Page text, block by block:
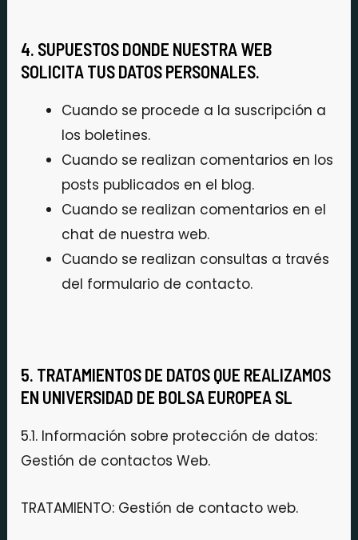
4. SUPUESTOS DONDE NUESTRA WEB
SOLICITA TUS DATOS PERSONALES.
Cuando se procede a la suscripción a
los boletines.
Cuando se realizan comentarios en los
posts publicados en el blog.
Cuando se realizan comentarios en el
chat de nuestra web.
Cuando se realizan consultas a través
del formulario de contacto.
5. TRATAMIENTOS DE DATOS QUE REALIZAMOS
EN UNIVERSIDAD DE BOLSA EUROPEA SL
5.1. Información sobre protección de datos:
Gestión de contactos Web.
TRATAMIENTO: Gestión de contacto web.